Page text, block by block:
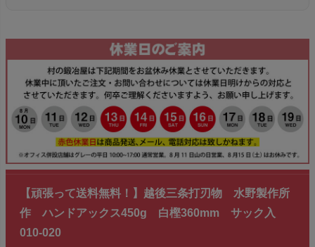
【頑張って送料無料！】越後三条打刃物 水野製作所
作 ハンドアックス450g 白樫360mm サック入
010-020